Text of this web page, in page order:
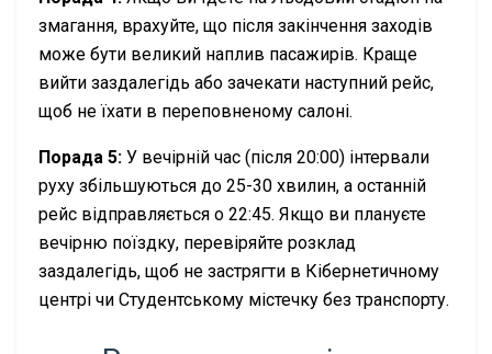
змагання, врахуйте, що після закінчення заходів
може бути великий наплив пасажирів. Краще
вийти заздалегідь або зачекати наступний рейс,
щоб не їхати в переповненому салоні.
Порада 5: У вечірній час (після 20:00) інтервали
руху збільшуються до 25-30 хвилин, а останній
рейс відправляється о 22:45. Якщо ви плануєте
вечірню поїздку, перевіряйте розклад
заздалегідь, щоб не застрягти в Кібернетичному
центрі чи Студентському містечку без транспорту.